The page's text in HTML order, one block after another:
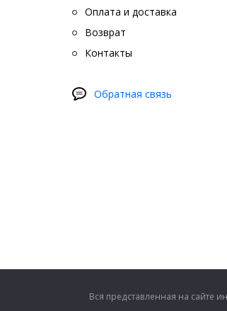
Оплата и доставка
Возврат
Контакты
Обратная связь
Вся представленная на сайте